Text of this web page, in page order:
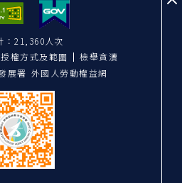
：21,360人次
授權方式及範圍
檢舉貪瀆
展署 外國人勞動權益網
至